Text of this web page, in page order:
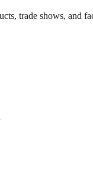
trade shows, and